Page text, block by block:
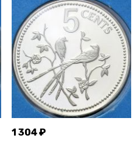
1 304 ₽